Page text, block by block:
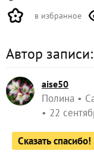
в избранное
Автор записи:
aise50
Полина
22
Сказать спасибо!